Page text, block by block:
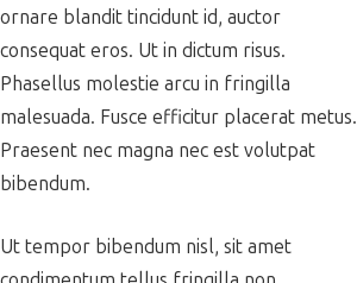
ornare blandit tincidunt id, auctor
consequat eros. Ut in dictum risus.
Phasellus molestie arcu in fringilla
malesuada. Fusce efficitur placerat metus.
Praesent nec magna nec est volutpat
bibendum.
Ut tempor bibendum nisl, sit amet